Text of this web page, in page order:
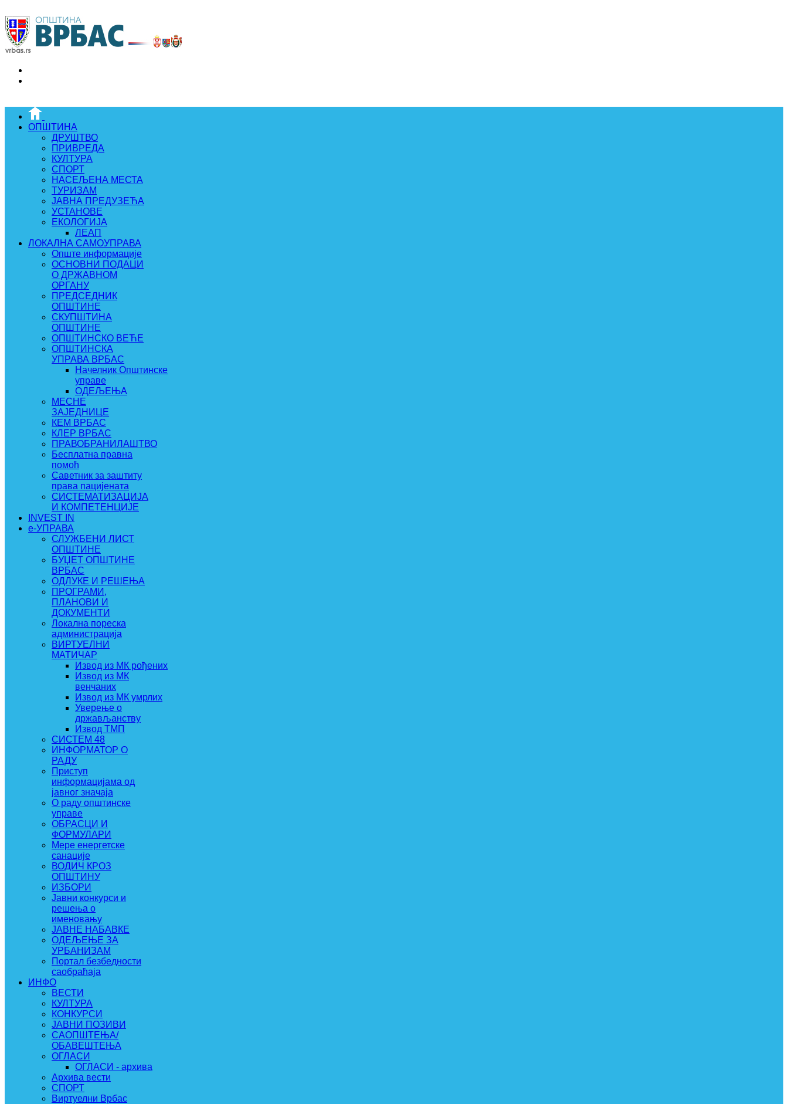
ОПШТИНА
ДРУШТВО
ПРИВРЕДА
КУЛТУРА
СПОРТ
НАСЕЉЕНА МЕСТА
ТУРИЗАМ
ЈАВНА ПРЕДУЗЕЋА
УСТАНОВЕ
ЕКОЛОГИЈА
ЛЕАП
ЛОКАЛНА САМОУПРАВА
Опште информације
ОСНОВНИ ПОДАЦИ
О ДРЖАВНОМ
ОРГАНУ
ПРЕДСЕДНИК
ОПШТИНЕ
СКУПШТИНА
ОПШТИНЕ
ОПШТИНСКО ВЕЋЕ
ОПШТИНСКА
УПРАВА ВРБАС
Начелник Општинске
управе
ОДЕЉЕЊА
МЕСНЕ
ЗАЈЕДНИЦЕ
КЕМ ВРБАС
КЛЕР ВРБАС
ПРАВОБРАНИЛАШТВО
Бесплатна правна
помоћ
Саветник за заштиту
права пацијената
СИСТЕМАТИЗАЦИЈА
И КОМПЕТЕНЦИЈЕ
INVEST IN
e-УПРАВА
СЛУЖБЕНИ ЛИСТ
ОПШТИНЕ
БУЏЕТ ОПШТИНЕ
ВРБАС
ОДЛУКЕ И РЕШЕЊА
ПРОГРАМИ,
ПЛАНОВИ И
ДОКУМЕНТИ
Локална пореска
администрација
ВИРТУЕЛНИ
МАТИЧАР
Извод из МК рођених
Извод из МК
венчаних
Извод из МК умрлих
Уверење о
држављанству
Извод ТМП
СИСТЕМ 48
ИНФОРМАТОР О
РАДУ
Приступ
информацијама од
јавног значаја
О раду општинске
управе
ОБРАСЦИ И
ФОРМУЛАРИ
Мере енергетске
санације
ВОДИЧ КРОЗ
ОПШТИНУ
ИЗБОРИ
Јавни конкурси и
решења о
именовању
ЈАВНЕ НАБАВКЕ
ОДЕЉЕЊЕ ЗА
УРБАНИЗАМ
Портал безбедности
саобраћаја
ИНФО
ВЕСТИ
КУЛТУРА
КОНКУРСИ
ЈАВНИ ПОЗИВИ
САОПШТЕЊА/
ОБАВЕШТЕЊА
ОГЛАСИ
ОГЛАСИ - архива
Архива вести
СПОРТ
Виртуелни Врбас